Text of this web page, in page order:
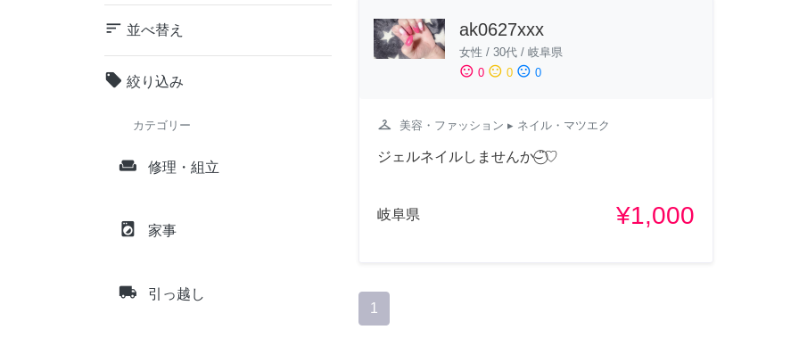
sort 並べ替え
local_offer 絞り込み
カテゴリー
weekend 修理・組立
local_laundry_service 家事
local_shipping 引っ越し
ak0627xxx
女性 / 30代 / 岐阜県
sentiment_satisfied 0 sentiment_neutral 0 sentiment_dissatisfied 0
checkroom 美容・ファッション ▸ ネイル・マツエク
ジェルネイルしませんか⌣̈⃝♡
岐阜県 ¥1,000
1